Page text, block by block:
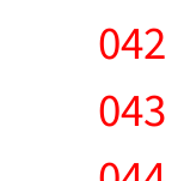
042
043